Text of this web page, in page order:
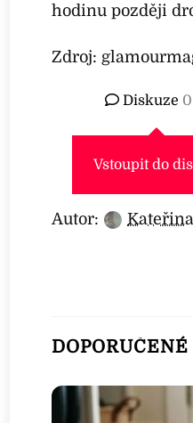
hodinu později
Zdroj:
Diskuze 0
Vstoupit do
Autor: